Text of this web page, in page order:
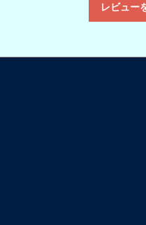
レビュー